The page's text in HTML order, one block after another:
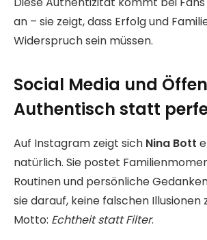
an – sie zeigt, dass Erfolg und
Widerspruch sein müssen.
Social Media und
Authentisch statt
Auf Instagram zeigt sich Nina Bott
natürlich. Sie postet
Routinen und persönliche
sie darauf, keine falschen Illusionen
Motto: Echtheit statt Filter.